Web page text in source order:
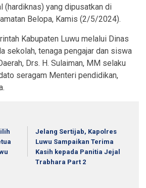
(hardiknas) yang dipusatkan di
Belopa, Kamis (2/5/2024).
Kabupaten Luwu melalui Dinas
sekolah, tenaga pengajar dan siswa
Drs. H. Sulaiman, MM selaku
seragam Menteri pendidikan,
Jelang Sertijab, Kapolres
Luwu Sampaikan Terima
Kasih kepada Panitia Jejal
Trabhara Part 2